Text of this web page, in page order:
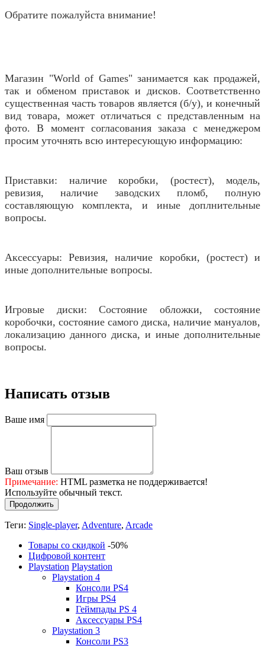
Обратите пожалуйста внимание!
Магазин "World of Games" занимается как продажей,
так и обменом приставок и дисков. Соответственно
существенная часть товаров является (б/у), и конечный
вид товара, может отличаться с представленным на
фото. В момент согласования заказа с менеджером
просим уточнять всю интересующую информацию:
Приставки: наличие коробки, (ростест), модель,
ревизия, наличие заводских пломб, полную
составляющую комплекта, и иные доплнительные
вопросы.
Аксессуары: Ревизия, наличие коробки, (ростест) и
иные дополнительные вопросы.
Игровые диски: Состояние обложки, состояние
коробочки, состояние самого диска, наличие мануалов,
локализацию данного диска, и иные дополнительные
вопросы.
Написать отзыв
Ваше имя
Ваш отзыв
Примечание: HTML разметка не поддерживается!
Используйте обычный текст.
Продолжить
Теги: Single-player, Adventure, Arcade
Товары со скидкой -50%
Цифровой контент
Playstation Playstation
Playstation 4
Консоли PS4
Игры PS4
Геймпады PS 4
Аксессуары PS4
Playstation 3
Консоли PS3